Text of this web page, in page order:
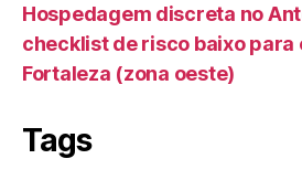
Hospedagem discreta no
checklist de risco baixo para
Fortaleza (zona oeste)
Tags